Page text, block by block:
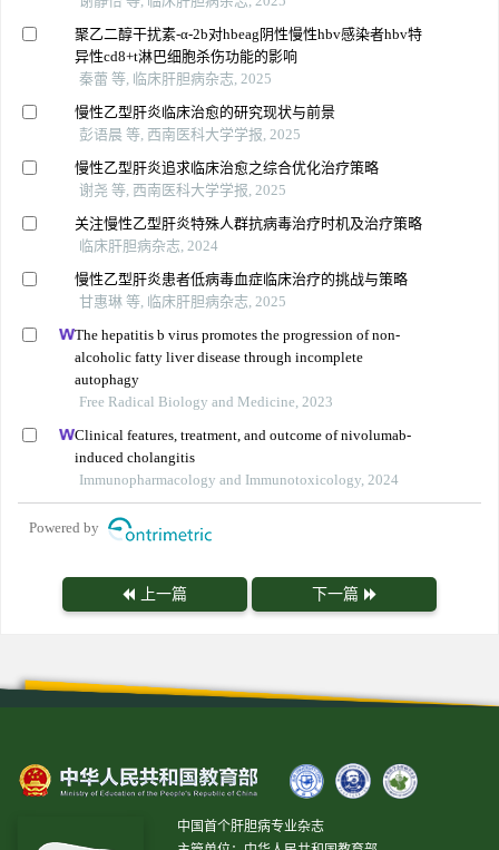
聚乙二醇干扰素-α-2b对hbeag阴性慢性hbv感染者hbv特
异性cd8+t淋巴细胞杀伤功能的影响
秦蕾 等, 临床肝胆病杂志, 2025
慢性乙型肝炎临床治愈的研究现状与前景
彭语晨 等, 西南医科大学学报, 2025
慢性乙型肝炎追求临床治愈之综合优化治疗策略
谢尧 等, 西南医科大学学报, 2025
关注慢性乙型肝炎特殊人群抗病毒治疗时机及治疗策略
临床肝胆病杂志, 2024
慢性乙型肝炎患者低病毒血症临床治疗的挑战与策略
甘惠琳 等, 临床肝胆病杂志, 2025
The hepatitis b virus promotes the progression of non-
alcoholic fatty liver disease through incomplete
autophagy
Free Radical Biology and Medicine, 2023
Clinical features, treatment, and outcome of nivolumab-
induced cholangitis
Immunopharmacology and Immunotoxicology, 2024
Powered by
上一篇 下一篇
中国首个肝胆病专业杂志